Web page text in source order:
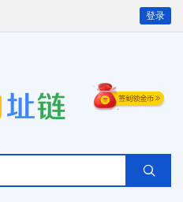
登录